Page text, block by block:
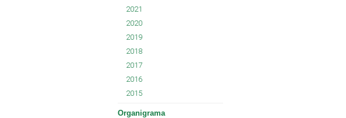
2021
2020
2019
2018
2017
2016
2015
Organigrama